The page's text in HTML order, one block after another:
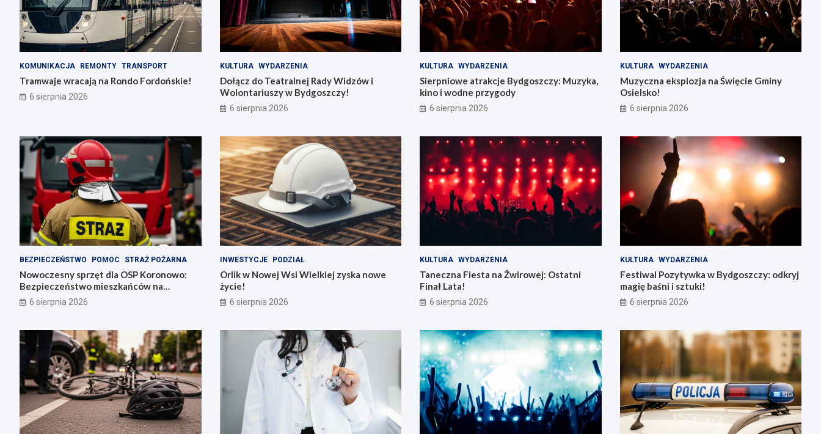
KOMUNIKACJA REMONTY TRANSPORT
Tramwaje wracają na Rondo Fordońskie!
6 sierpnia 2026
KULTURA WYDARZENIA
Dołącz do Teatralnej Rady Widzów i
Wolontariuszy w Bydgoszczy!
6 sierpnia 2026
KULTURA WYDARZENIA
Sierpniowe atrakcje Bydgoszczy: Muzyka,
kino i wodne przygody
6 sierpnia 2026
KULTURA WYDARZENIA
Muzyczna eksplozja na Święcie Gminy
Osielsko!
6 sierpnia 2026
BEZPIECZEŃSTWO POMOC STRAŻ POŻARNA
Nowoczesny sprzęt dla OSP Koronowo:
Bezpieczeństwo mieszkańców na
pierwszym miejscu!
6 sierpnia 2026
INWESTYCJE PODZIAŁ
Orlik w Nowej Wsi Wielkiej zyska nowe
życie!
6 sierpnia 2026
KULTURA WYDARZENIA
Taneczna Fiesta na Żwirowej: Ostatni
Finał Lata!
6 sierpnia 2026
KULTURA WYDARZENIA
Festiwal Pozytywka w Bydgoszczy: odkryj
magię baśni i sztuki!
6 sierpnia 2026